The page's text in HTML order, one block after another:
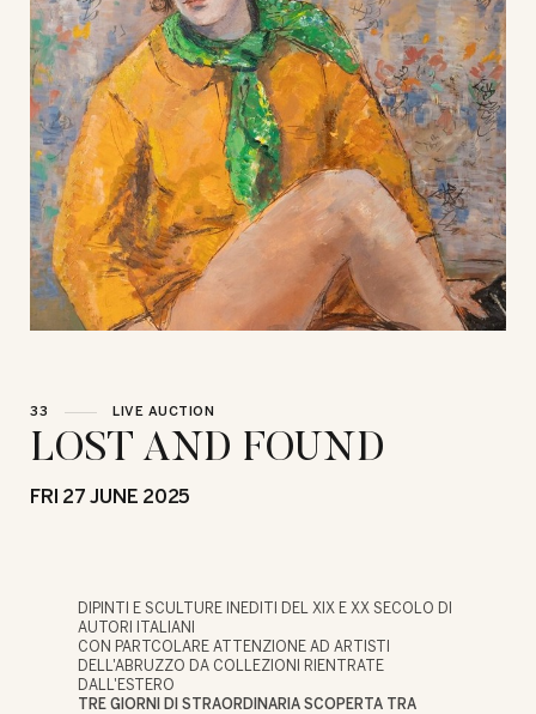
33 LIVE AUCTION
LOST AND FOUND
FRI 27 JUNE 2025
DIPINTI E SCULTURE INEDITI DEL XIX E XX SECOLO DI
AUTORI ITALIANI
CON PARTCOLARE ATTENZIONE AD ARTISTI
DELL'ABRUZZO DA COLLEZIONI RIENTRATE
DALL'ESTERO
TRE GIORNI DI STRAORDINARIA SCOPERTA TRA